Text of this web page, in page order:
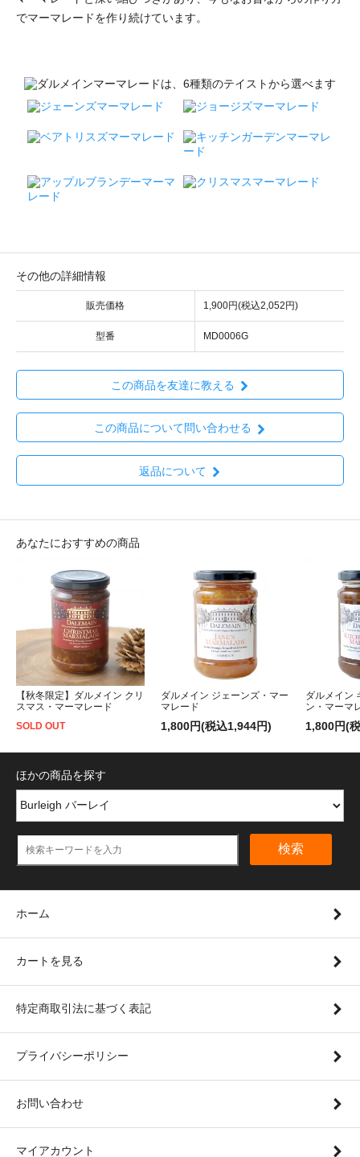
でマーマレードを作り続けています。
その他の詳細情報
販売価格 1,900円(税込2,052円)
型番 MD0006G
この商品を友達に教える
この商品について問い合わせる
返品について
あなたにおすすめの商品
【秋冬限定】ダルメイン クリ
スマス・マーマレード
SOLD OUT
ダルメイン ジェーンズ・マー
マレード
1,800円(税込1,944円)
ダルメイン
ン・マーマ
1,800円(
ほかの商品を探す
検索
ホーム
カートを見る
特定商取引法に基づく表記
プライバシーポリシー
お問い合わせ
マイアカウント